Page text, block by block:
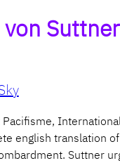
Suttner
translation of
Suttner